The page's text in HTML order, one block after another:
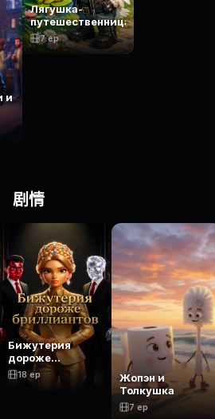
и
Лягушка-
путешественница
7 ep
剧情
Бижутерия
дороже
бриллиантов
18 ep
Жопэн и
Толкушка
7 ep